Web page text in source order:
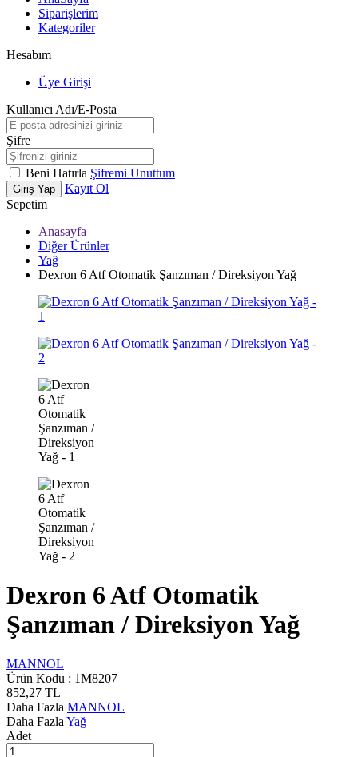
Siparişlerim
Kategoriler
Hesabım
Üye Girişi
Kullanıcı Adı/E-Posta
Şifre
Beni Hatırla Şifremi Unuttum
Giriş Yap
Kayıt Ol
Sepetim
Anasayfa
Diğer Ürünler
Yağ
Dexron 6 Atf Otomatik Şanzıman / Direksiyon Yağ
Dexron 6 Atf Otomatik
Şanzıman / Direksiyon Yağ
MANNOL
Ürün Kodu : 1M8207
852,27 TL
Daha Fazla MANNOL
Daha Fazla Yağ
Adet